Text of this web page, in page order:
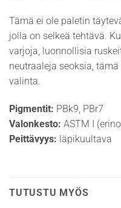
Tämä ei ole paletin
jolla on selkeä tehtävä.
varjoja, luonnollisia
neutraaleja seoksia,
valinta.
Pigmentit: PBk9, PBr7
Valonkesto: ASTM I
Peittävyys: läpikuultava
TUTUSTU MYÖS